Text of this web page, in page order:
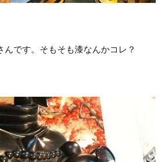
んです。そもそも漆なんかコレ？